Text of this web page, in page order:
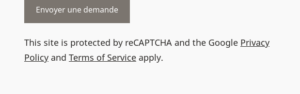
This site is protected by reCAPTCHA and the Google Privacy
Policy and Terms of Service apply.